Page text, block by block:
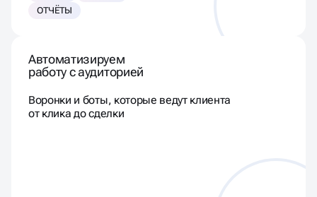
ОТЧЁТЫ
Автоматизируем
работу с аудиторией
Воронки и боты, которые ведут клиента
от клика до сделки